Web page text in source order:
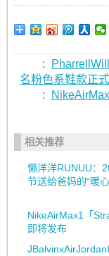
:
名粉色系鞋款正
:
相关推荐
懒洋洋RUNUU：
节送给爸妈的“暖
NikeAirMax1「
即将发布